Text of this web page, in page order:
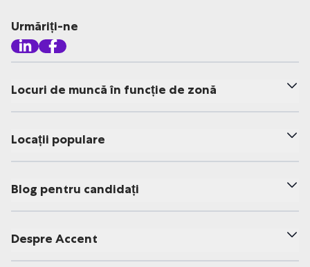
Urmăriți-ne
Locuri de muncă în funcție de zonă
Locații populare
Blog pentru candidați
Despre Accent